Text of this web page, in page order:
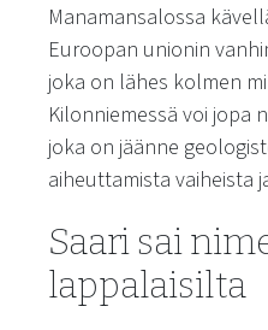
Manamansalossa
Euroopan unionin
joka on lähes kolmen
Kilonniemessä voi jopa
joka on jäänne
aiheuttamista vaiheista
Saari sai
lappalaisilta